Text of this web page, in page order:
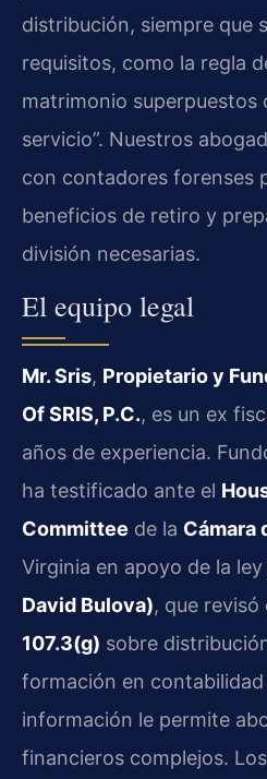
distribución, siempre que
requisitos, como la regla
matrimonio superpuestos
servicio”. Nuestros
con contadores forenses
beneficios de retiro y
división necesarias.
El equipo legal
Mr. Sris, Propietario y
Of SRIS, P.C., es un ex
años de experiencia.
ha testificado ante el
Committee de la Cámara
Virginia en apoyo de la ley
David Bulova), que revisó
107.3(g) sobre
formación en
información le permite
financieros complejos. Los